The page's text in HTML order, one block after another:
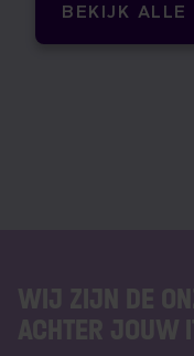
BEKIJK ALLE
WIJ ZIJN DE
ACHTER JOUW